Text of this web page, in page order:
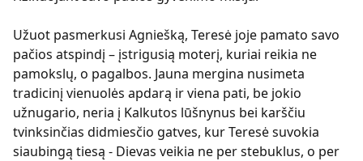
Užuot pasmerkusi Agniešką, Teresė joje pamato savo
pačios atspindį – įstrigusią moterį, kuriai reikia ne
pamokslų, o pagalbos. Jauna mergina nusimeta
tradicinį vienuolės apdarą ir viena pati, be jokio
užnugario, neria į Kalkutos lūšnynus bei karščiu
tvinksinčias didmiesčio gatves, kur Teresė suvokia
siaubingą tiesą - Dievas veikia ne per stebuklus, o per